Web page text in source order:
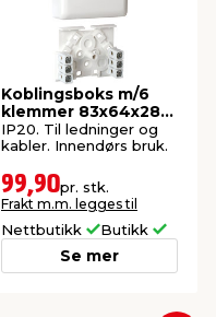
Koblingsboks m/6
klemmer 83x64x28
mm - Elko
IP20. Til ledninger og
kabler. Innendørs bruk.
99,90pr. stk.
Frakt m.m. legges til
Nettbutikk Butikk
Se mer